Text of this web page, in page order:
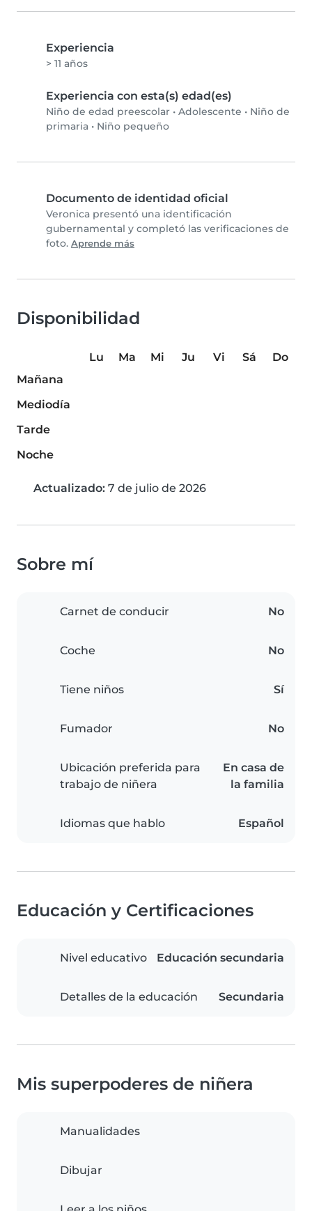
Experiencia
> 11 años
Experiencia con esta(s) edad(es)
Niño de edad preescolar • Adolescente • Niño de
primaria • Niño pequeño
Documento de identidad oficial
Veronica presentó una identificación
gubernamental y completó las verificaciones de
foto. Aprende más
Disponibilidad
Lu Ma Mi Ju Vi Sá
Do
Mañana
Mediodía
Tarde
Noche
Actualizado: 7 de julio de 2026
Sobre mí
Carnet de conducir No
Coche No
Tiene niños Sí
Fumador No
Ubicación preferida para
trabajo de niñera
En casa de
la familia
Idiomas que hablo Español
Educación y Certificaciones
Nivel educativo Educación secundaria
Detalles de la educación Secundaria
Mis superpoderes de niñera
Manualidades
Dibujar